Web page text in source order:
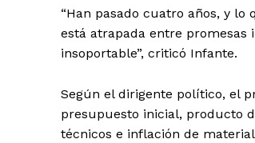
“Han pasado cuatro años, y
está atrapada entre promesas
insoportable”, criticó Infante.
Según el dirigente político, el
presupuesto inicial, producto
técnicos e inflación de